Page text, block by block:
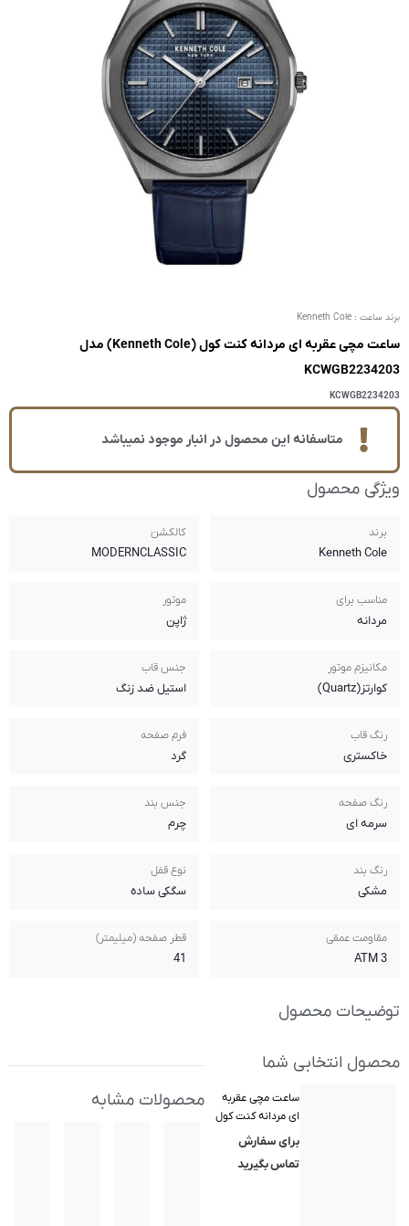
برند ساعت :Kenneth Cole
ساعت مچی عقربه ای مردانه کنت کول (Kenneth Cole) مدل
KCWGB2234203
KCWGB2234203
متاسفانه این محصول در انبار موجود نمیباشد
ویژگی محصول
برند
Kenneth Cole
کالکشن
MODERNCLASSIC
مناسب برای
مردانه
موتور
ژاپن
مکانیزم موتور
کوارتز(Quartz)
جنس قاب
استیل ضد زنگ
رنگ قاب
خاکستری
فرم صفحه
گرد
رنگ صفحه
سرمه ای
جنس بند
چرم
رنگ بند
مشکی
نوع قفل
سگکی ساده
مقاومت عمقی قطر صفحه (میلیمتر)
41
توضیحات محصول
محصولات مشابه
محصول انتخابی شما
ساعت مچی عقربه
ای مردانه کنت کول
KCWGB2234203
برای سفارش
تماس بگیرید